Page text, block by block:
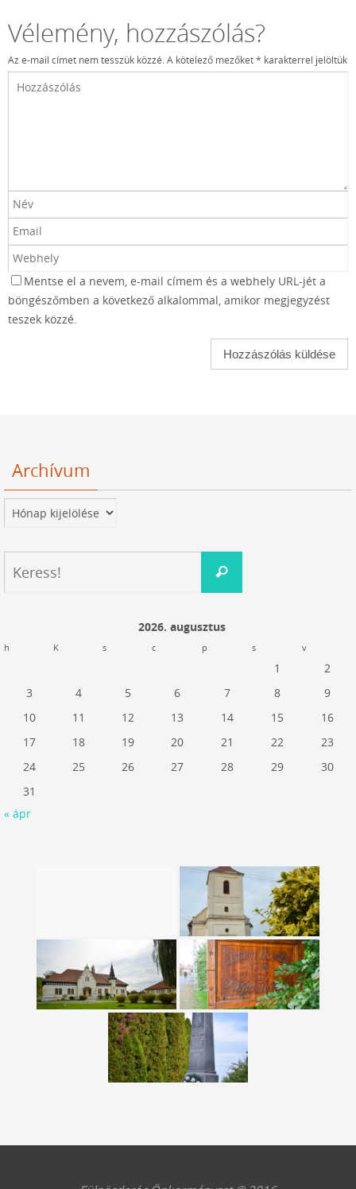
Vélemény, hozzászólás?
Az e-mail címet nem tesszük közzé.A kötelező mezőket* karakterrel jelöltük
Mentse el a nevem, e-mail címem és a webhely URL-jét a
böngészőmben a következő alkalommal, amikor megjegyzést
teszek közzé.
Archívum
Archívum
Keress!
2026. augusztus
h K s c p s v
1
2
3
4 5 6 7 8
9
10
11 12 13 14 15
16
17
18 19 20 21 22
23
24
25 26 27 28 29
30
31
« ápr